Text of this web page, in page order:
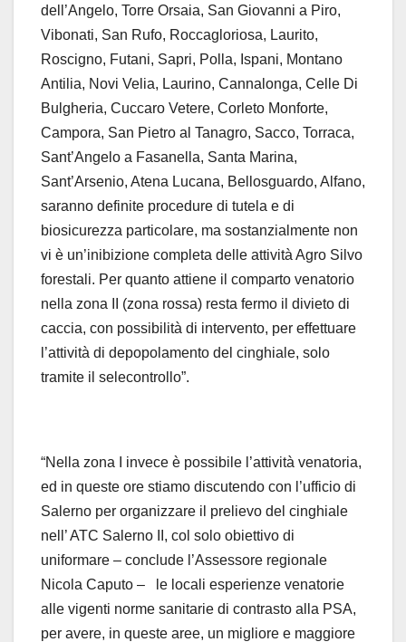
dell’Angelo, Torre Orsaia, San Giovanni a Piro,
Vibonati, San Rufo, Roccagloriosa, Laurito,
Roscigno, Futani, Sapri, Polla, Ispani, Montano
Antilia, Novi Velia, Laurino, Cannalonga, Celle Di
Bulgheria, Cuccaro Vetere, Corleto Monforte,
Campora, San Pietro al Tanagro, Sacco, Torraca,
Sant’Angelo a Fasanella, Santa Marina,
Sant’Arsenio, Atena Lucana, Bellosguardo, Alfano,
saranno definite procedure di tutela e di
biosicurezza particolare, ma sostanzialmente non
vi è un’inibizione completa delle attività Agro Silvo
forestali. Per quanto attiene il comparto venatorio
nella zona II (zona rossa) resta fermo il divieto di
caccia, con possibilità di intervento, per effettuare
l’attività di depopolamento del cinghiale, solo
tramite il selecontrollo”.
“Nella zona I invece è possibile l’attività venatoria,
ed in queste ore stiamo discutendo con l’ufficio di
Salerno per organizzare il prelievo del cinghiale
nell’ ATC Salerno II, col solo obiettivo di
uniformare – conclude l’Assessore regionale
Nicola Caputo – le locali esperienze venatorie
alle vigenti norme sanitarie di contrasto alla PSA,
per avere, in queste aree, un migliore e maggiore